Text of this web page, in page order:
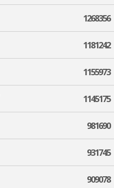
1268356
1181242
1155973
1145175
981690
931745
909078